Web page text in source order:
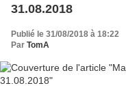
31.08.2018
Publié le 31/08/2018 à 18:22
Par TomA